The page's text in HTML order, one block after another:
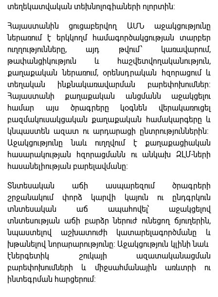
տեղեկատվական տեխնոլոգիաների ոլորտին:
Հայաստանին ցուցաբերվող ԱՄՆ աջակցությունը
ներառում է երկկողմ համագործակցության տարբեր
ուղղությունները, այդ թվում՝ կառավարում,
թափանցիկություն և հաշվետվողականություն,
քաղաքական ներառում, օրենսդրական հզորացում և
տեղական ինքնակառավարման բարեփոխումներ:
Հայաստանի քաղաքական անցմանն աջակցելու
համար այս ծրագրերը կօգնեն վերակառուցել
բազմակուսակցական քաղաքական համակարգերը և
կնպաստեն ազատ ու արդարացի ընտրություններին:
Աջակցությունը նաև ուղղվում է քաղաքացիական
հասարակության հզորացմանն ու անկախ ԶԼՄ-ների
հասանելիության բարելավմանը:
Տնտեսական աճի ասպարեզում ծրագրերի
շրջանակում փորձ կարվի կայուն ու ընդգրկուն
տնտեսական աճ ապահովել՝ աջակցելով
տնտեսության աճի բարձր ներուժ ունեցող ճյուղերին,
նպաստելով աշխատուժի կատարելագործմանը և
խթանելով նորարարությունը: Աջակցություն կլինի նաև
էներգետիկ շուկայի ազատականացման
բարեփոխումների և միջսահմանային առևտրի ու
ինտեգրման հարցերում: